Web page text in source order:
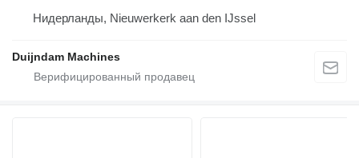
Нидерланды, Nieuwerkerk aan den IJssel
Duijndam Machines